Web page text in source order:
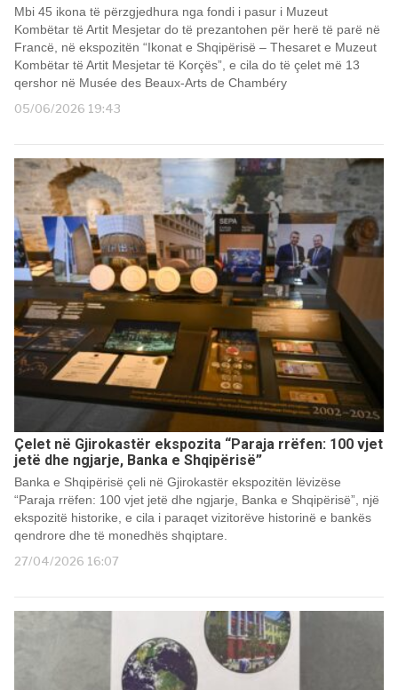
Mbi 45 ikona të përzgjedhura nga fondi i pasur i Muzeut
Kombëtar të Artit Mesjetar do të prezantohen për herë të parë në
Francë, në ekspozitën “Ikonat e Shqipërisë – Thesaret e Muzeut
Kombëtar të Artit Mesjetar të Korçës”, e cila do të çelet më 13
qershor në Musée des Beaux-Arts de Chambéry
05/06/2026 19:43
Çelet në Gjirokastër ekspozita “Paraja rrëfen: 100 vjet
jetë dhe ngjarje, Banka e Shqipërisë”
Banka e Shqipërisë çeli në Gjirokastër ekspozitën lëvizëse
“Paraja rrëfen: 100 vjet jetë dhe ngjarje, Banka e Shqipërisë”, një
ekspozitë historike, e cila i paraqet vizitorëve historinë e bankës
qendrore dhe të monedhës shqiptare.
27/04/2026 16:07